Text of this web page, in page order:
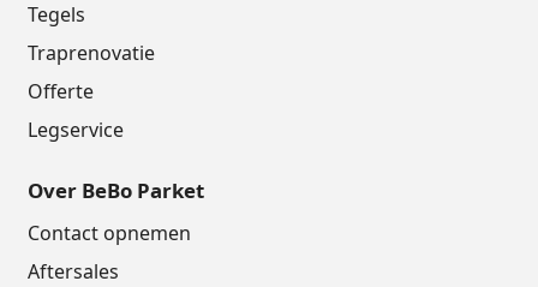
Tegels
Traprenovatie
Offerte
Legservice
Over BeBo Parket
Contact opnemen
Aftersales